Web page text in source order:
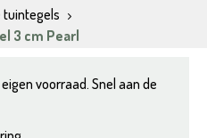
tuintegels
3 cm Pearl
voorraad. Snel aan de